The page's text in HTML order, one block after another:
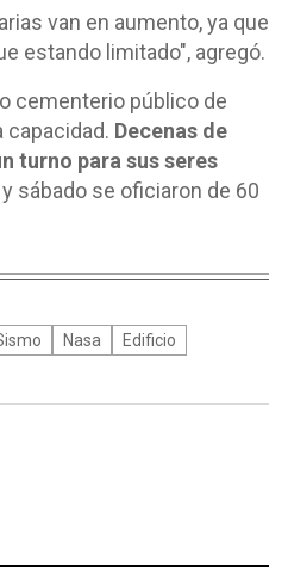
van en aumento, ya que
estando limitado", agregó.
cementerio público de
capacidad. Decenas de
turno para sus seres
sábado se oficiaron de 60
Nasa
Edificio